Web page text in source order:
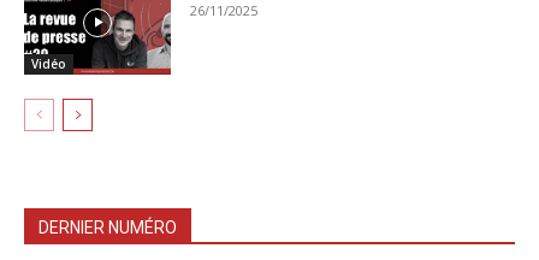
Vidéo
26/11/2025
DERNIER NUMÉRO